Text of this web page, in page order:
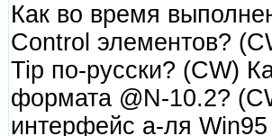
Как во время
Control элементов?
Tip по-русски? (CW)
формата @N-10.2?
интерфейс а-ля